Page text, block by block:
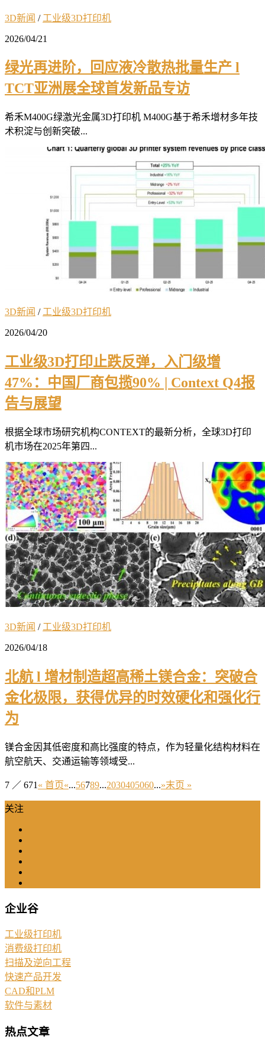
3D新闻 / 工业级3D打印机
2026/04/21
绿光再进阶，回应液冷散热批量生产 l
TCT亚洲展全球首发新品专访
希禾M400G绿激光金属3D打印机 M400G基于希禾增材多年技
术积淀与创新突破...
3D新闻 / 工业级3D打印机
2026/04/20
工业级3D打印止跌反弹，入门级增
47%：中国厂商包揽90% | Context Q4报
告与展望
根据全球市场研究机构CONTEXT的最新分析，全球3D打印
机市场在2025年第四...
3D新闻 / 工业级3D打印机
2026/04/18
北航 l 增材制造超高稀土镁合金：突破合
金化极限，获得优异的时效硬化和强化行
为
镁合金因其低密度和高比强度的特点，作为轻量化结构材料在
航空航天、交通运输等领域受...
7 ／ 671 « 首页«...56789...2030405060...»末页 »
关注
企业谷
工业级打印机
消费级打印机
扫描及逆向工程
快速产品开发
CAD和PLM
软件与素材
热点文章